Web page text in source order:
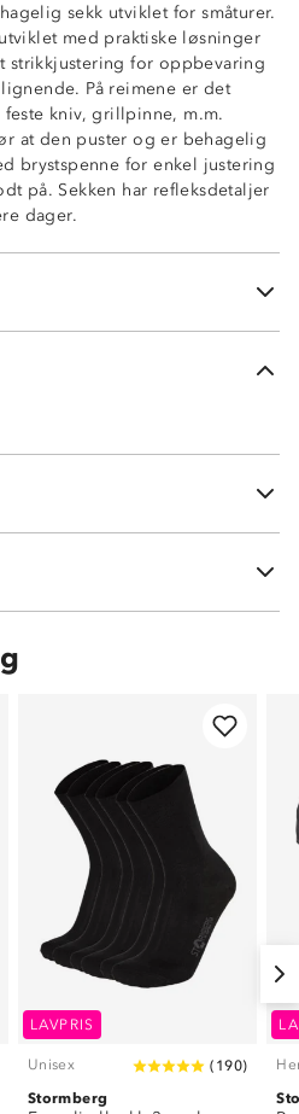
sekk utviklet for småturer.
med praktiske løsninger
strikkjustering for oppbevaring
På reimene er det
feste kniv, grillpinne, m.m.
at den puster og er behagelig
brystspenne for enkel justering
på. Sekken har refleksdetaljer
dager.
i ryggen
LAVPRIS
Unisex ( 190)
Stormberg